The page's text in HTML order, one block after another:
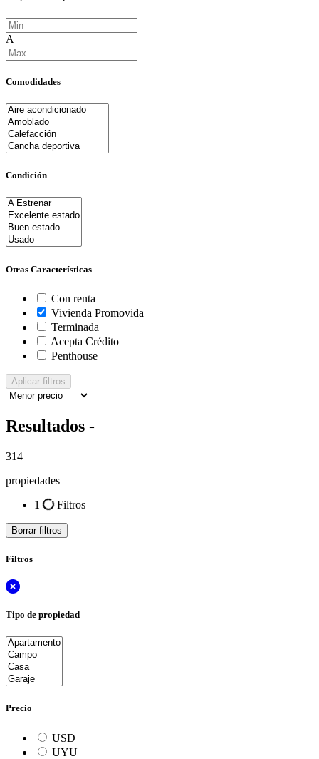
A
Comodidades
Condición
Otras Características
Con renta
Vivienda Promovida
Terminada
Acepta Crédito
Penthouse
Aplicar filtros
Resultados -
314
propiedades
1
Filtros
Borrar filtros
Filtros
Tipo de propiedad
Precio
USD
UYU